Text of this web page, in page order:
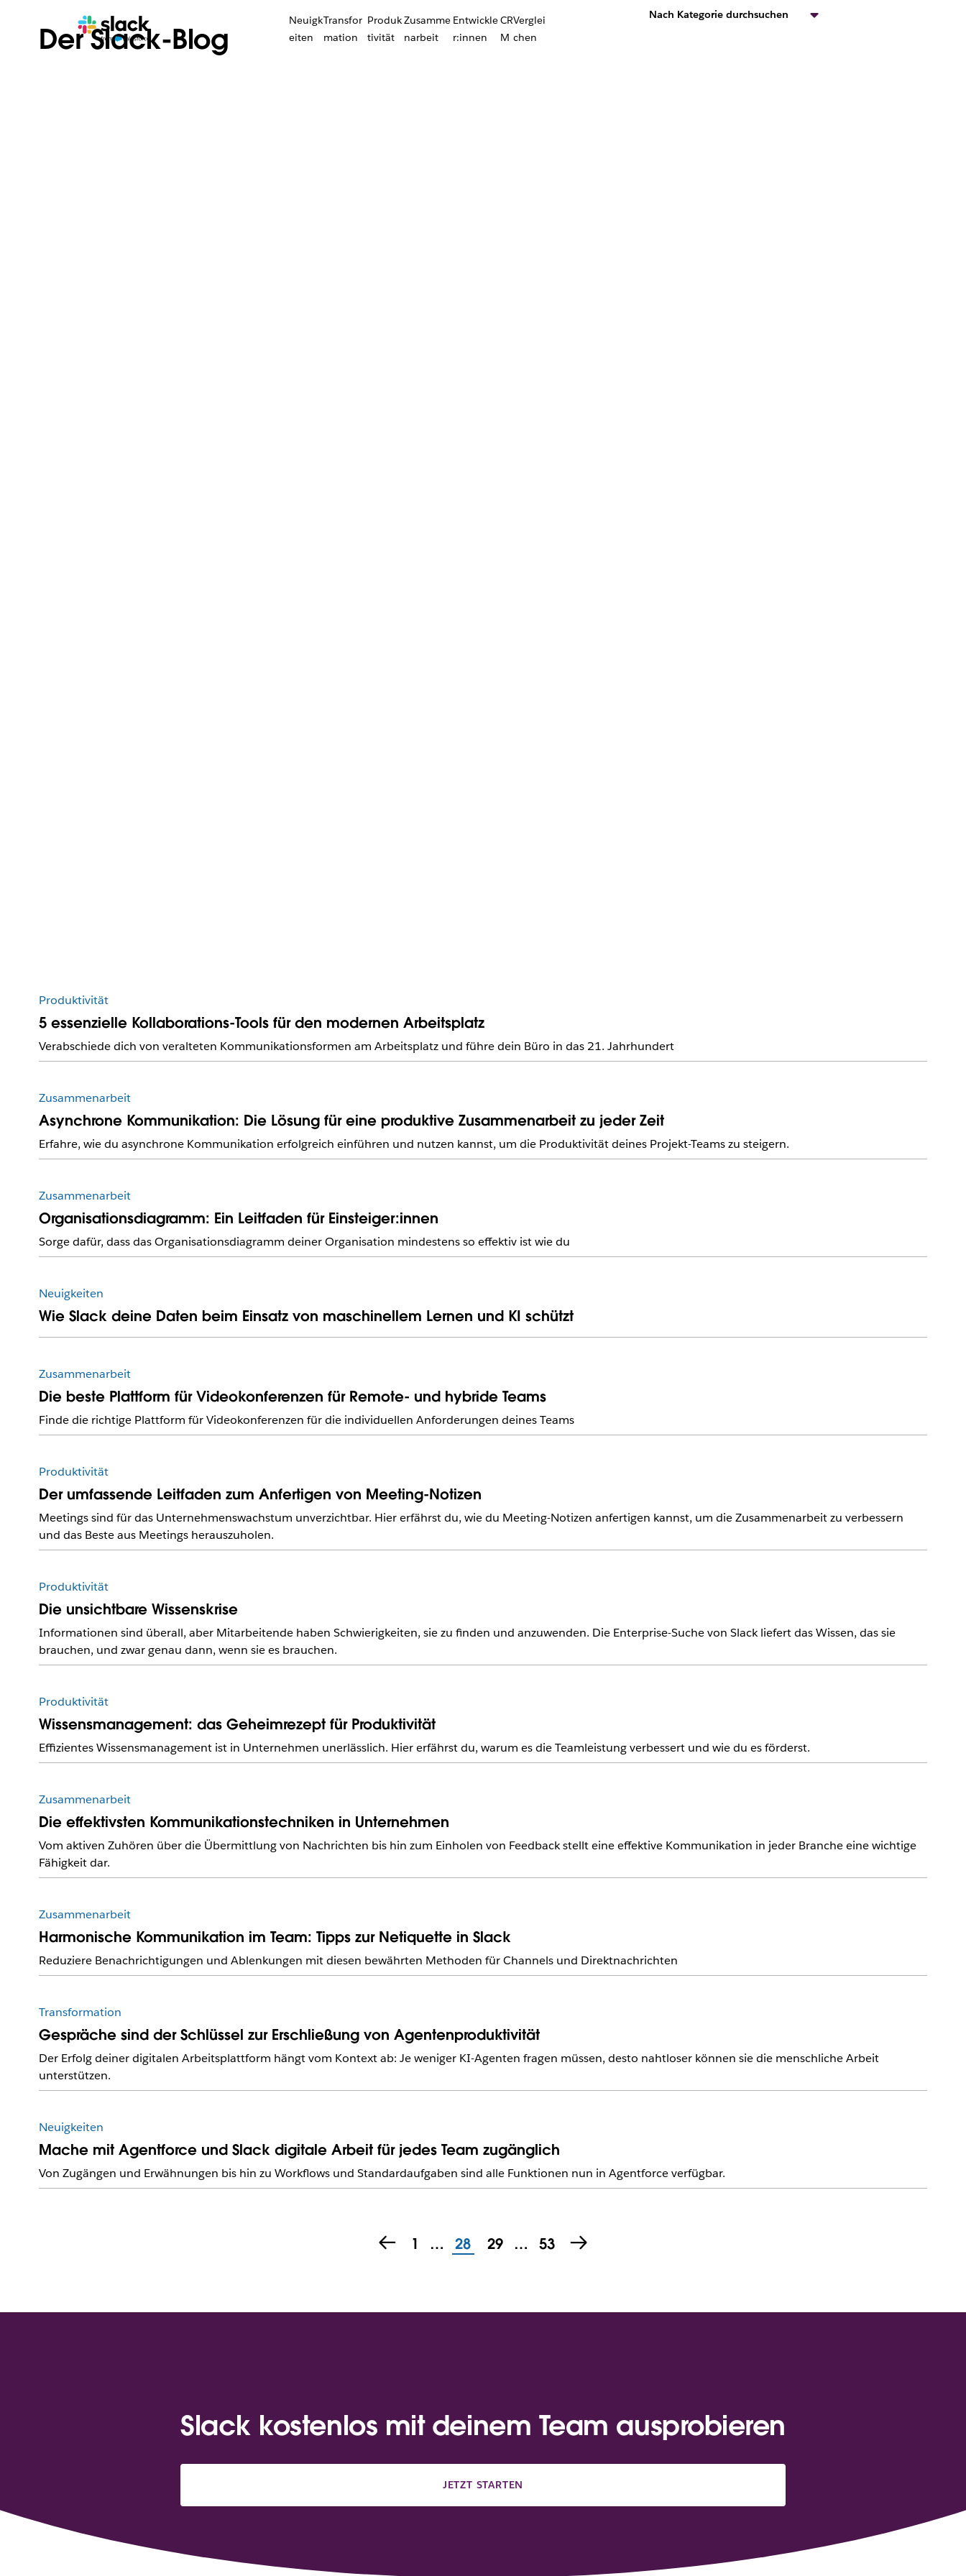
Der Slack-Blog
Neuigk
eiten
Transfor
mation
Produk
tivität
Zusamme
narbeit
Entwickle
r:innen
CR
M
Verglei
chen
Nach Kategorie durchsuchen
Produktivität
5 essenzielle Kollaborations-Tools für den modernen Arbeitsplatz
Verabschiede dich von veralteten Kommunikationsformen am Arbeitsplatz und führe dein Büro in das 21. Jahrhundert
Zusammenarbeit
Asynchrone Kommunikation: Die Lösung für eine produktive Zusammenarbeit zu jeder Zeit
Erfahre, wie du asynchrone Kommunikation erfolgreich einführen und nutzen kannst, um die Produktivität deines Projekt-Teams zu steigern.
Zusammenarbeit
Organisationsdiagramm: Ein Leitfaden für Einsteiger:innen
Sorge dafür, dass das Organisationsdiagramm deiner Organisation mindestens so effektiv ist wie du
Neuigkeiten
Wie Slack deine Daten beim Einsatz von maschinellem Lernen und KI schützt
Zusammenarbeit
Die beste Plattform für Videokonferenzen für Remote- und hybride Teams
Finde die richtige Plattform für Videokonferenzen für die individuellen Anforderungen deines Teams
Produktivität
Der umfassende Leitfaden zum Anfertigen von Meeting-Notizen
Meetings sind für das Unternehmenswachstum unverzichtbar. Hier erfährst du, wie du Meeting-Notizen anfertigen kannst, um die Zusammenarbeit zu verbessern
und das Beste aus Meetings herauszuholen.
Produktivität
Die unsichtbare Wissenskrise
Informationen sind überall, aber Mitarbeitende haben Schwierigkeiten, sie zu finden und anzuwenden. Die Enterprise-Suche von Slack liefert das Wissen, das sie
brauchen, und zwar genau dann, wenn sie es brauchen.
Produktivität
Wissensmanagement: das Geheimrezept für Produktivität
Effizientes Wissensmanagement ist in Unternehmen unerlässlich. Hier erfährst du, warum es die Teamleistung verbessert und wie du es förderst.
Zusammenarbeit
Die effektivsten Kommunikationstechniken in Unternehmen
Vom aktiven Zuhören über die Übermittlung von Nachrichten bis hin zum Einholen von Feedback stellt eine effektive Kommunikation in jeder Branche eine wichtige
Fähigkeit dar.
Zusammenarbeit
Harmonische Kommunikation im Team: Tipps zur Netiquette in Slack
Reduziere Benachrichtigungen und Ablenkungen mit diesen bewährten Methoden für Channels und Direktnachrichten
Transformation
Gespräche sind der Schlüssel zur Erschließung von Agentenproduktivität
Der Erfolg deiner digitalen Arbeitsplattform hängt vom Kontext ab: Je weniger KI-Agenten fragen müssen, desto nahtloser können sie die menschliche Arbeit
unterstützen.
Neuigkeiten
Mache mit Agentforce und Slack digitale Arbeit für jedes Team zugänglich
Von Zugängen und Erwähnungen bis hin zu Workflows und Standardaufgaben sind alle Funktionen nun in Agentforce verfügbar.
1 … 28 29 … 53
Slack kostenlos mit deinem Team ausprobieren
JETZT STARTEN